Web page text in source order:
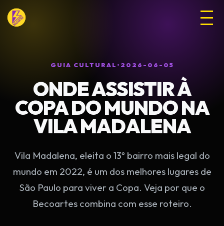
GUIA CULTURAL • 2026-06-05
ONDE ASSISTIR À
COPA DO MUNDO NA
VILA MADALENA
Vila Madalena, eleita o 13º bairro mais legal do
mundo em 2022, é um dos melhores lugares de
São Paulo para viver a Copa. Veja por que o
Becoartes combina com esse roteiro.